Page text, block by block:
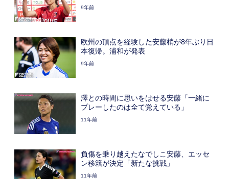
9年前
欧州の頂点を経験した安藤梢が8年ぶり日
本復帰。浦和が発表
9年前
澤との時間に思いをはせる安藤「一緒に
プレーしたのは全て覚えている」
11年前
負傷を乗り越えたなでしこ安藤、エッセ
ン移籍が決定「新たな挑戦」
11年前